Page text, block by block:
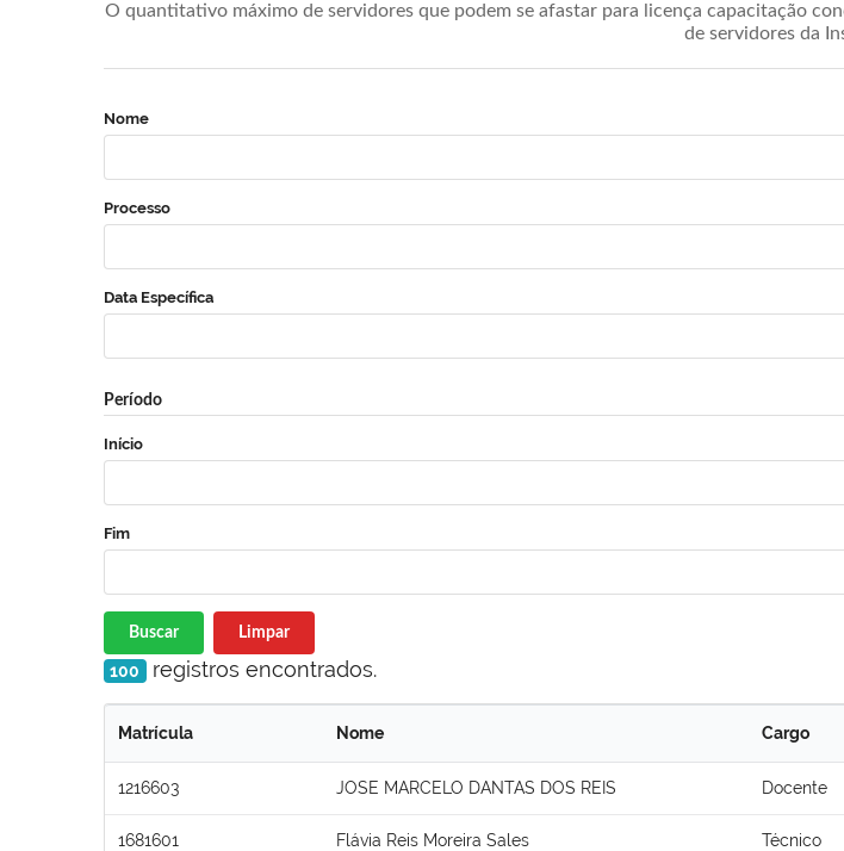
O quantitativo máximo de servidores que podem se afastar para licença capacitação
de servidores da
Nome
Processo
Data Específica
Período
Início
Fim
Buscar Limpar
100 registros encontrados.
Matrícula Nome Cargo
1216603 JOSE MARCELO DANTAS DOS REIS Docente
1681601 Flávia Reis Moreira Sales Técnico